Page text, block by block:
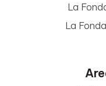
La
La